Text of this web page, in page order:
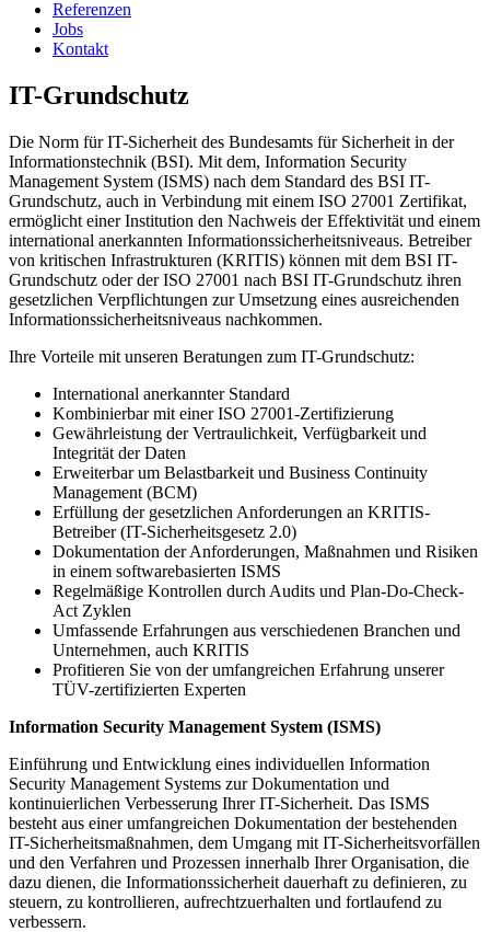
Referenzen
Jobs
Kontakt
IT-Grundschutz
Die Norm für IT-Sicherheit des Bundesamts für Sicherheit in der
Informationstechnik (BSI). Mit dem, Information Security
Management System (ISMS) nach dem Standard des BSI IT-
Grundschutz, auch in Verbindung mit einem ISO 27001 Zertifikat,
ermöglicht einer Institution den Nachweis der Effektivität und einem
international anerkannten Informationssicherheitsniveaus. Betreiber
von kritischen Infrastrukturen (KRITIS) können mit dem BSI IT-
Grundschutz oder der ISO 27001 nach BSI IT-Grundschutz ihren
gesetzlichen Verpflichtungen zur Umsetzung eines ausreichenden
Informationssicherheitsniveaus nachkommen.
Ihre Vorteile mit unseren Beratungen zum IT-Grundschutz:
International anerkannter Standard
Kombinierbar mit einer ISO 27001-Zertifizierung
Gewährleistung der Vertraulichkeit, Verfügbarkeit und
Integrität der Daten
Erweiterbar um Belastbarkeit und Business Continuity
Management (BCM)
Erfüllung der gesetzlichen Anforderungen an KRITIS-
Betreiber (IT-Sicherheitsgesetz 2.0)
Dokumentation der Anforderungen, Maßnahmen und Risiken
in einem softwarebasierten ISMS
Regelmäßige Kontrollen durch Audits und Plan-Do-Check-
Act Zyklen
Umfassende Erfahrungen aus verschiedenen Branchen und
Unternehmen, auch KRITIS
Profitieren Sie von der umfangreichen Erfahrung unserer
TÜV-zertifizierten Experten
Information Security Management System (ISMS)
Einführung und Entwicklung eines individuellen Information
Security Management Systems zur Dokumentation und
kontinuierlichen Verbesserung Ihrer IT-Sicherheit. Das ISMS
besteht aus einer umfangreichen Dokumentation der bestehenden
IT-Sicherheitsmaßnahmen, dem Umgang mit IT-Sicherheitsvorfällen
und den Verfahren und Prozessen innerhalb Ihrer Organisation, die
dazu dienen, die Informationssicherheit dauerhaft zu definieren, zu
steuern, zu kontrollieren, aufrechtzuerhalten und fortlaufend zu
verbessern.